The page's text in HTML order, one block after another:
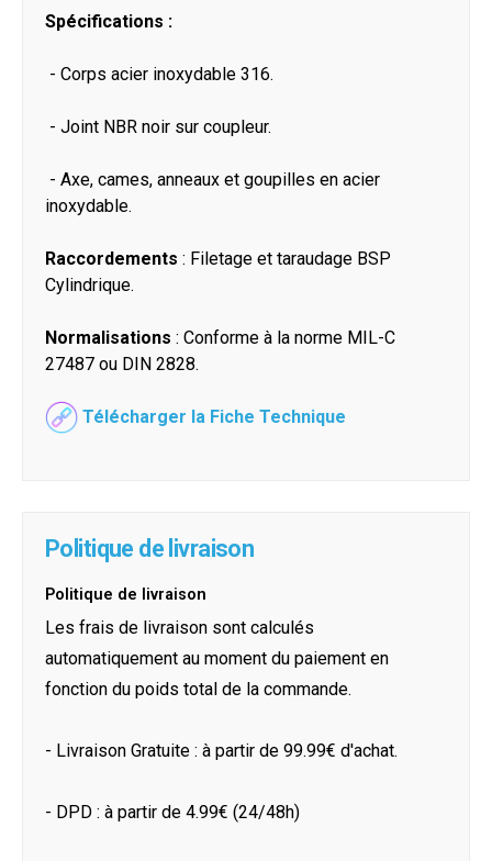
Spécifications :
- Corps acier inoxydable 316.
- Joint NBR noir sur coupleur.
- Axe, cames, anneaux et goupilles en acier
inoxydable.
Raccordements : Filetage et taraudage BSP
Cylindrique.
Normalisations : Conforme à la norme MIL-C
27487 ou DIN 2828.
Télécharger la Fiche Technique
Politique de livraison
Politique de livraison
Les frais de livraison sont calculés
automatiquement au moment du paiement en
fonction du poids total de la commande.
- Livraison Gratuite : à partir de 99.99€ d'achat.
- DPD : à partir de 4.99€ (24/48h)